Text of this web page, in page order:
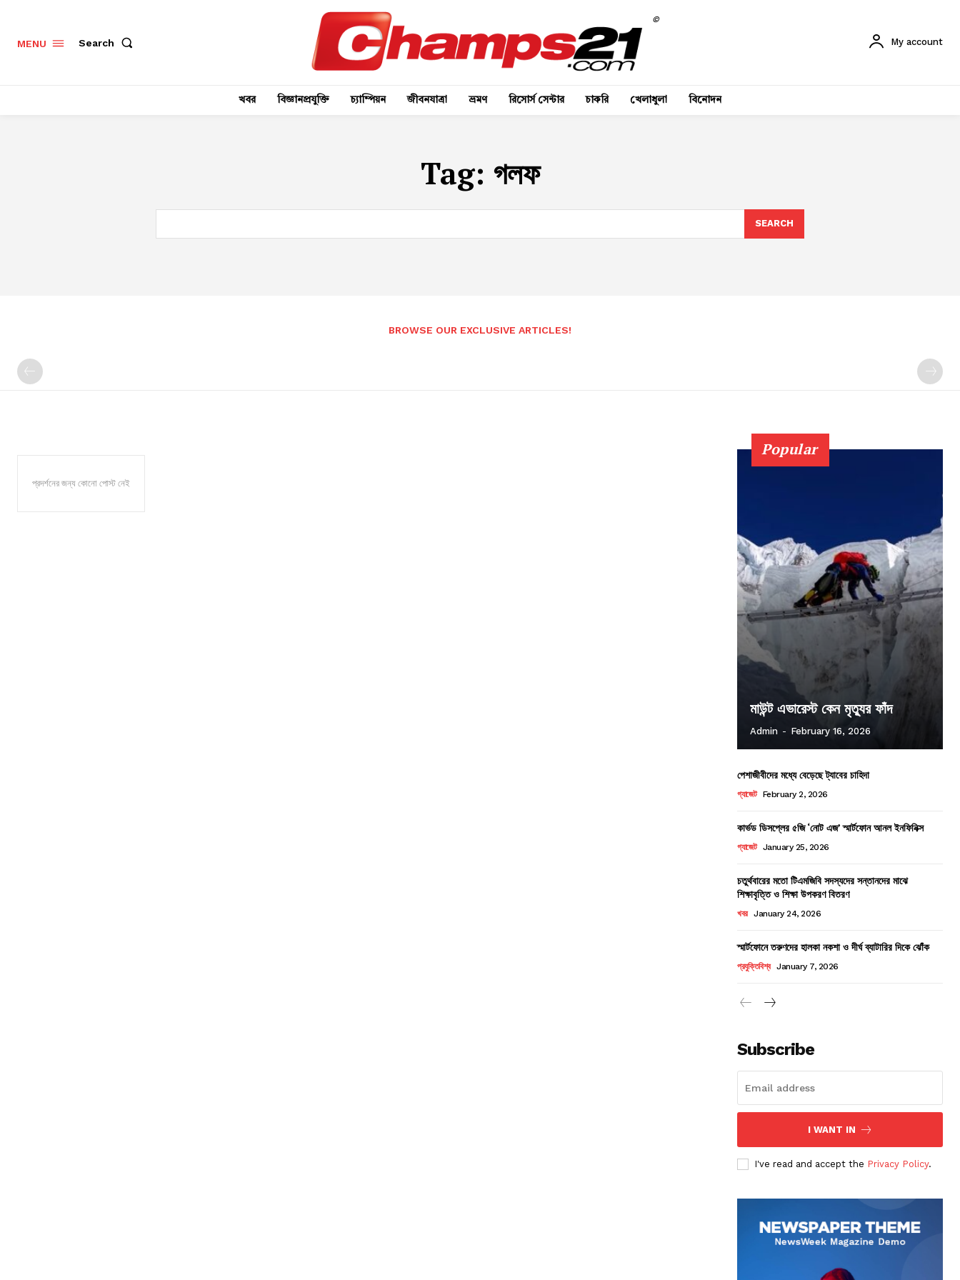
MENU Search
©
My account
খবর বিজ্ঞানপ্রযুক্তি চ্যাম্পিয়ন জীবনযাত্রা ভ্রমণ রিসোর্স সেন্টার চাকরি খেলাধুলা বিনোদন
Tag: গলফ
SEARCH
BROWSE OUR EXCLUSIVE ARTICLES!
প্রদর্শনের জন্য কোনো পোস্ট নেই
Popular
মাউন্ট এভারেস্ট কেন মৃত্যুর ফাঁদ
Admin - February 16, 2026
পেশাজীবীদের মধ্যে বেড়েছে ট্যাবের চাহিদা
গ্যাজেট February 2, 2026
কার্ভড ডিসপ্লের ৫জি ‘নোট এজ’ স্মার্টফোন আনল ইনফিনিক্স
গ্যাজেট January 25, 2026
চতুর্থবারের মতো টিএমজিবি সদস্যদের সন্তানদের মাঝে
শিক্ষাবৃত্তি ও শিক্ষা উপকরণ বিতরণ
খবর January 24, 2026
স্মার্টফোনে তরুণদের হালকা নকশা ও দীর্ঘ ব্যাটারির দিকে ঝোঁক
প্রযুক্তিবিশ্ব January 7, 2026
Subscribe
I WANT IN
I've read and accept the Privacy Policy.